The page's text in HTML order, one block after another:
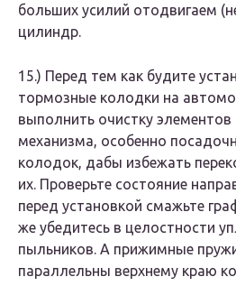
больших усилий отодвигаем
цилиндр.
15.)​ Перед тем как будите
тормозные колодки на
выполнить очистку
механизма, особенно
колодок, дабы избежать
их. Проверьте состояние
перед установкой смажьте
же убедитесь в целостности
пыльников. А прижимные
параллельны верхнему краю